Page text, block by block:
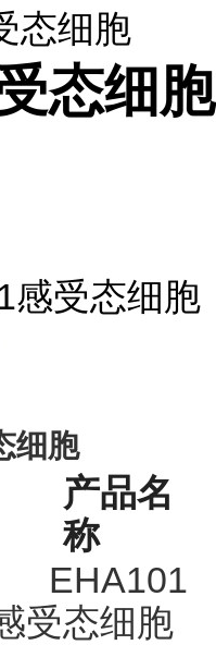
态细胞
态细胞
感受态细胞
细胞
产品名
称
EHA101
受态细胞